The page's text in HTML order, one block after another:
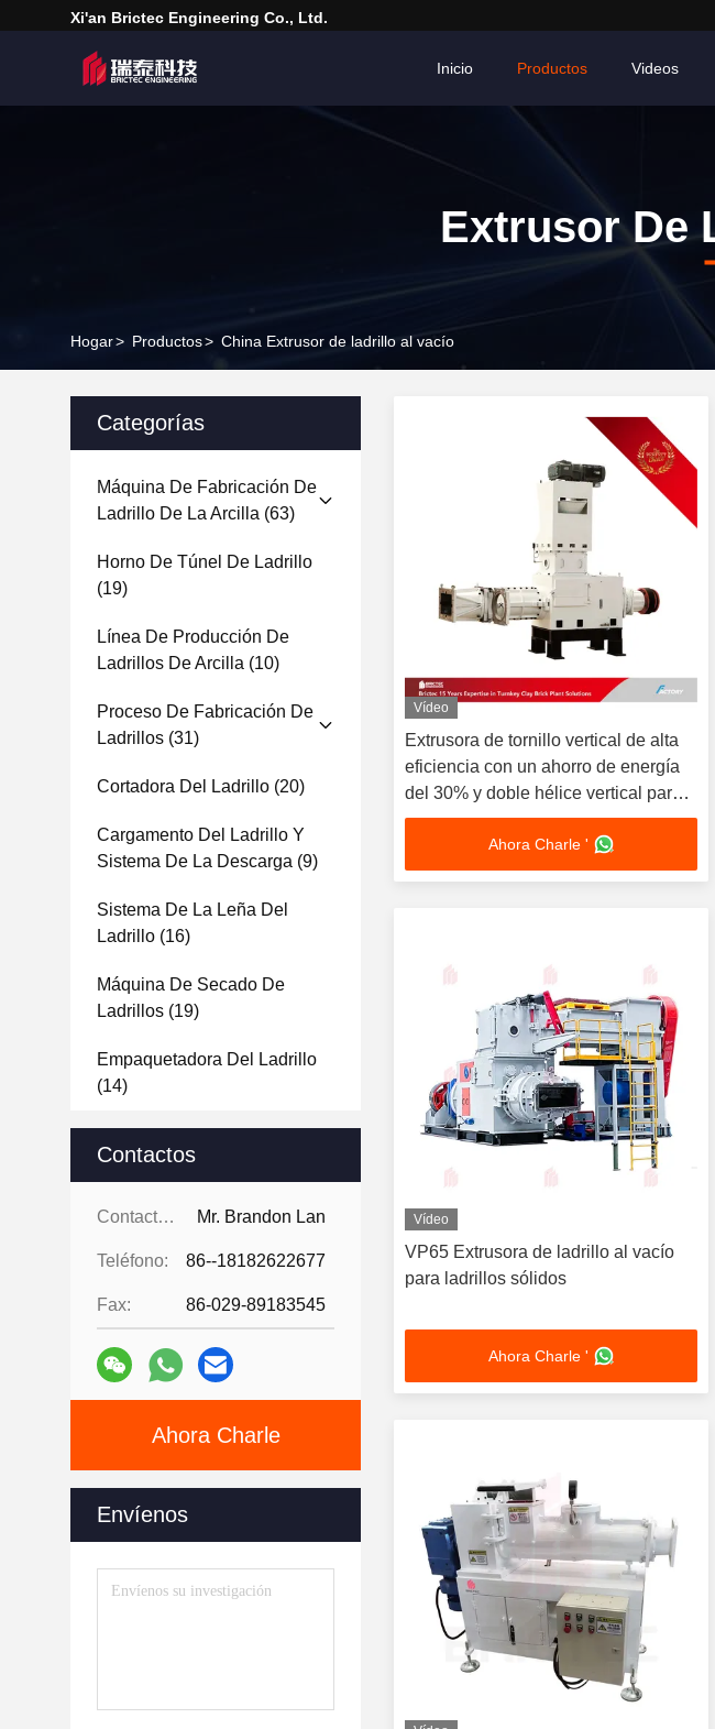
Xi'an Brictec Engineering Co., Ltd.
Inicio Productos Videos
Extrusor De
Hogar> Productos> China Extrusor de ladrillo al vacío
Categorías
Máquina De Fabricación De
Ladrillo De La Arcilla (63)
Horno De Túnel De Ladrillo
(19)
Línea De Producción De
Ladrillos De Arcilla (10)
Proceso De Fabricación De
Ladrillos (31)
Cortadora Del Ladrillo (20)
Cargamento Del Ladrillo Y
Sistema De La Descarga (9)
Sistema De La Leña Del
Ladrillo (16)
Máquina De Secado De
Ladrillos (19)
Empaquetadora Del Ladrillo
(14)
Máquina De Paletización De
Robots(10)
Tejas De Ladrillo Decorativas
(22)
Muestra De Diseño Del
Proyecto Brick(15)
Contactos
Contactos: Mr. Brandon Lan
Teléfono: 86--18182622677
Fax: 86-029-89183545
Ahora Charle
Envíenos
Vídeo
Extrusora de tornillo vertical de alta
eficiencia con un ahorro de energía
del 30% y doble hélice vertical para
la producción de ladrillos
Ahora Charle '
Vídeo
VP65 Extrusora de ladrillo al vacío
para ladrillos sólidos
Ahora Charle '